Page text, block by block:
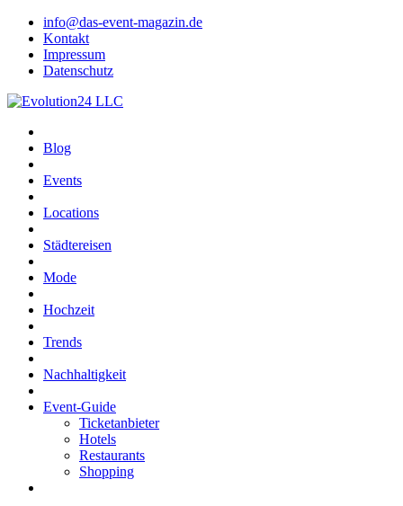
info@das-event-magazin.de
Kontakt
Impressum
Datenschutz
Blog
Events
Locations
Städtereisen
Mode
Hochzeit
Trends
Nachhaltigkeit
Event-Guide
Ticketanbieter
Hotels
Restaurants
Shopping